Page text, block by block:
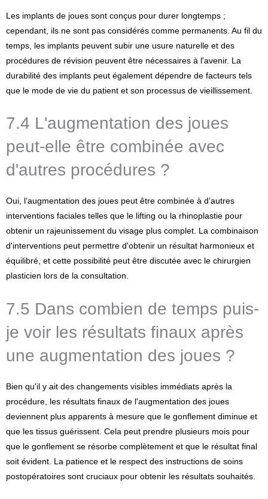
Les implants de joues sont conçus pour durer longtemps ;
cependant, ils ne sont pas considérés comme permanents. Au fil du
temps, les implants peuvent subir une usure naturelle et des
procédures de révision peuvent être nécessaires à l'avenir. La
durabilité des implants peut également dépendre de facteurs tels
que le mode de vie du patient et son processus de vieillissement.
7.4 L'augmentation des joues
peut-elle être combinée avec
d'autres procédures ?
Oui, l’augmentation des joues peut être combinée à d’autres
interventions faciales telles que le lifting ou la rhinoplastie pour
obtenir un rajeunissement du visage plus complet. La combinaison
d'interventions peut permettre d'obtenir un résultat harmonieux et
équilibré, et cette possibilité peut être discutée avec le chirurgien
plasticien lors de la consultation.
7.5 Dans combien de temps puis-
je voir les résultats finaux après
une augmentation des joues ?
Bien qu'il y ait des changements visibles immédiats après la
procédure, les résultats finaux de l'augmentation des joues
deviennent plus apparents à mesure que le gonflement diminue et
que les tissus guérissent. Cela peut prendre plusieurs mois pour
que le gonflement se résorbe complètement et que le résultat final
soit évident. La patience et le respect des instructions de soins
postopératoires sont cruciaux pour obtenir les résultats souhaités.